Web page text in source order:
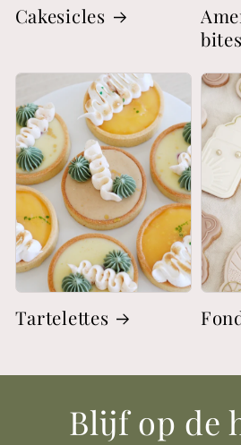
Cakesicles
bites
Tartelettes
Blijf op de